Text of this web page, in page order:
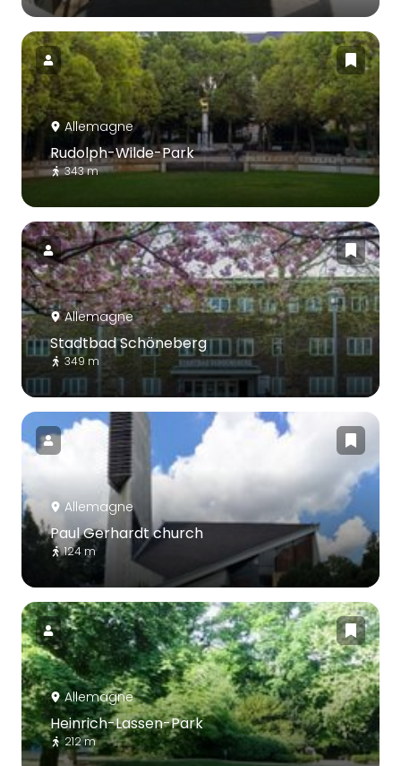
Allemagne
Rudolph-Wilde-Park
343 m
Allemagne
Stadtbad Schöneberg
349 m
Allemagne
Paul Gerhardt church
124 m
Allemagne
Heinrich-Lassen-Park
212 m